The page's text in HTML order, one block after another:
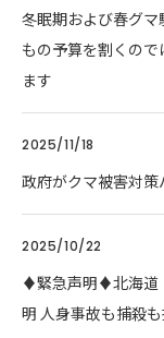
冬眠期および春グ
もの予算を割くの
ます
2025/11/18
政府がクマ被害対
2025/10/22
♦️緊急声明♦️北海道
明 人身事故も捕殺